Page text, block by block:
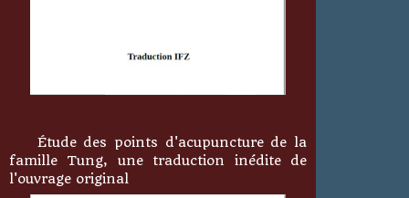
Étude des points d'acupuncture de la
famille Tung, une traduction inédite de
l'ouvrage original